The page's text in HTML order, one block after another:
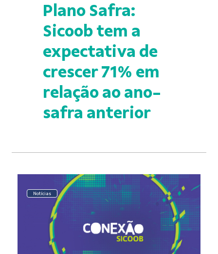
Plano Safra:
Sicoob tem a
expectativa de
crescer 71% em
relação ao ano-
safra anterior
Notícias